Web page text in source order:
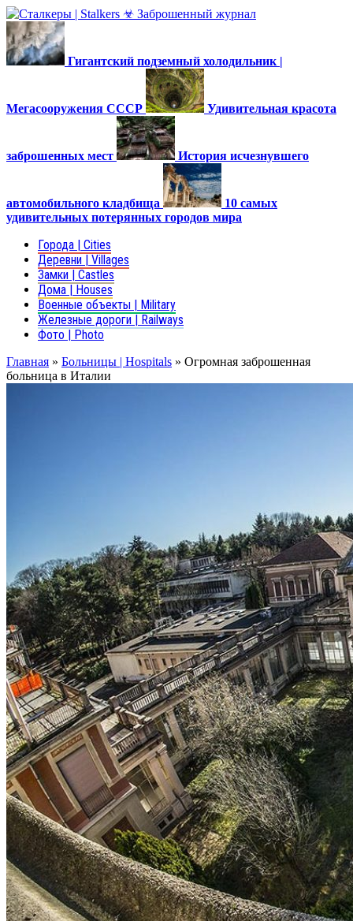
Гигантский подземный холодильник |
Мегасооружения СССР Удивительная красота
заброшенных мест История исчезнувшего
автомобильного кладбища
10 самых
удивительных потерянных городов мира
Города | Cities
Деревни | Villages
Замки | Castles
Дома | Houses
Военные объекты | Military
Железные дороги | Railways
Фото | Photo
Главная » Больницы | Hospitals » Огромная заброшенная
больница в Италии